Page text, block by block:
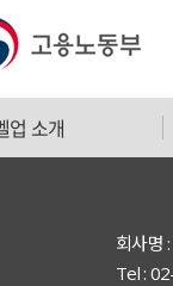
업 소개
회사명
Tel :